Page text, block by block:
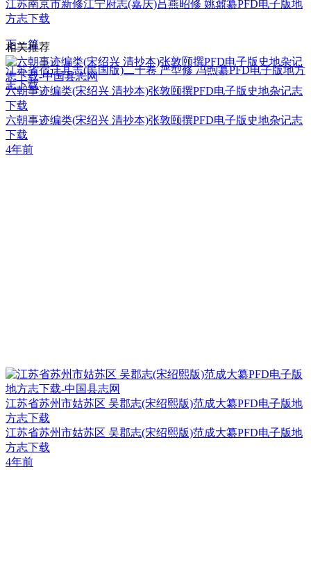
江苏南京市新修江宁府志(嘉庆)吕燕昭修 姚鼐纂PFD电子版地
方志下载
下一篇
江苏省宿迁县志(民国版)二十卷 严型修 冯煦纂PFD电子版地方
志下载
相关推荐
六朝事迹编类(宋绍兴 清抄本)张敦颐撰PFD电子版史地杂记志
下载
六朝事迹编类(宋绍兴 清抄本)张敦颐撰PFD电子版史地杂记志
下载
4年前
江苏省苏州市姑苏区 吴郡志(宋绍熙版)范成大纂PFD电子版地
方志下载
江苏省苏州市姑苏区 吴郡志(宋绍熙版)范成大纂PFD电子版地
方志下载
4年前